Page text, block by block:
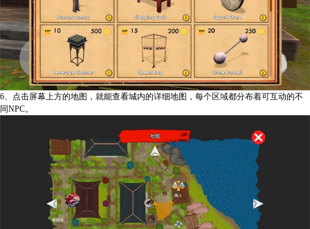
6、点击屏幕上方的地图，就能查看城内的详细地图，每个区域都分布着可互动的不
同NPC。